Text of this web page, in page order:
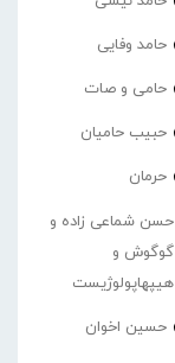
حامد وفایی
حامی و صات
حبیب حامیان
حرمان
حسن شماعی زاده و
گوگوش و
هیپهاپولوژیست
حسین اخوان